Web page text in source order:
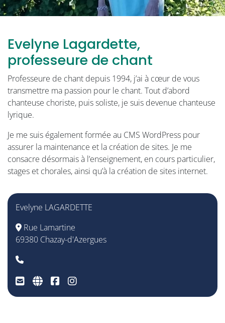
Evelyne Lagardette,
professeure de chant
Professeure de chant depuis 1994, j’ai à cœur de vous
transmettre ma passion pour le chant. Tout d’abord
chanteuse choriste, puis soliste, je suis devenue chanteuse
lyrique.
Je me suis également formée au CMS WordPress pour
assurer la maintenance et la création de sites. Je me
consacre désormais à l’enseignement, en cours particulier,
stages et chorales, ainsi qu’à la création de sites internet.
Evelyne LAGARDETTE
Rue Lamartine
69380 Chazay-d'Azergues